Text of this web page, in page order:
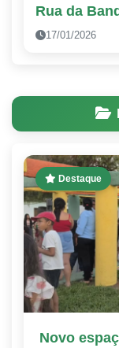
Rua da
17/01/2026
Destaque
Novo